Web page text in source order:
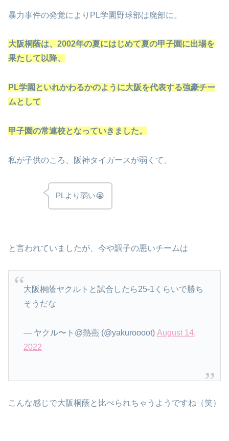
暴力事件の発覚によりPL学園野球部は廃部に。
大阪桐蔭は、2002年の夏にはじめて夏の甲子園に出場を
果たして以降、
PL学園といれかわるかのように大阪を代表する強豪チー
ムとして
甲子園の常連校となっていきました。
私が子供のころ、阪神タイガースが弱くて、
PLより弱い😭
と言われていましたが、今や調子の悪いチームは
大阪桐蔭ヤクルトと試合したら25-1くらいで勝ち
そうだな
— ヤクル〜ト@熱燕 (@yakuroooot) August 14,
2022
こんな感じで大阪桐蔭と比べられちゃうようですね（笑）